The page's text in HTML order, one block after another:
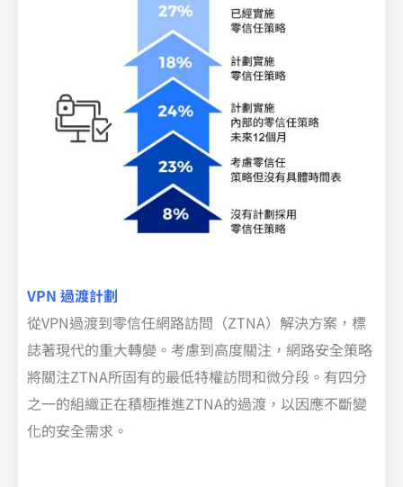
VPN 過渡計劃
從VPN過渡到零信任網路訪問（ZTNA）解決方案，標
誌著現代的重大轉變。考慮到高度關注，網路安全策略
將關注ZTNA所固有的最低特權訪問和微分段。有四分
之一的組織正在積極推進ZTNA的過渡，以因應不斷變
化的安全需求。